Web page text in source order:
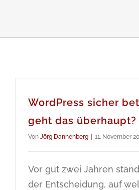
WordPress sicher
geht das überhaupt?
Von Jörg Dannenberg 11. November
Vor gut zwei Jahren
der Entscheidung, auf